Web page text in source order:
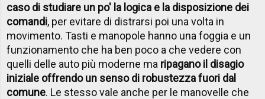
caso di studiare un po' la logica e la disposizione dei
comandi, per evitare di distrarsi poi una volta in
movimento. Tasti e manopole hanno una foggia e un
funzionamento che ha ben poco a che vedere con
quelli delle auto più moderne ma ripagano il disagio
iniziale offrendo un senso di robustezza fuori dal
comune. Le stesso vale anche per le manovelle che